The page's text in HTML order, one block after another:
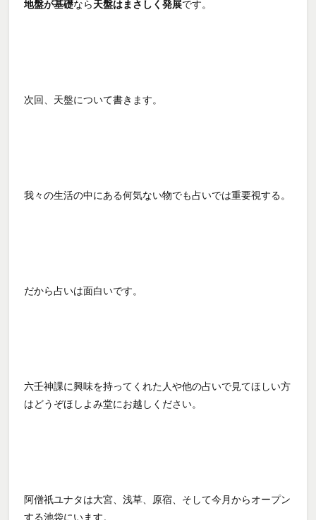
地盤が基礎なら天盤はまさしく発展です。
次回、天盤について書きます。
我々の生活の中にある何気ない物でも占いでは重要視する。
だから占いは面白いです。
六壬神課に興味を持ってくれた人や他の占いで見てほしい方
はどうぞほしよみ堂にお越しください。
阿僧祇ユナタは大宮、浅草、原宿、そして今月からオープン
する池袋にいます。